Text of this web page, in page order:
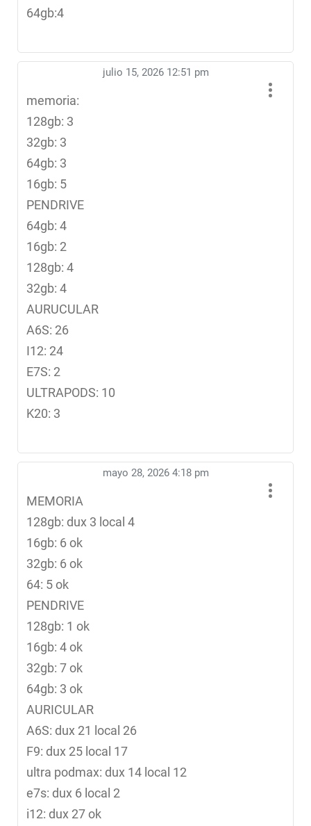
64gb:4
julio 15, 2026 12:51 pm
memoria:
128gb: 3
32gb: 3
64gb: 3
16gb: 5
PENDRIVE
64gb: 4
16gb: 2
128gb: 4
32gb: 4
AURUCULAR
A6S: 26
I12: 24
E7S: 2
ULTRAPODS: 10
K20: 3
mayo 28, 2026 4:18 pm
MEMORIA
128gb: dux 3 local 4
16gb: 6 ok
32gb: 6 ok
64: 5 ok
PENDRIVE
128gb: 1 ok
16gb: 4 ok
32gb: 7 ok
64gb: 3 ok
AURICULAR
A6S: dux 21 local 26
F9: dux 25 local 17
ultra podmax: dux 14 local 12
e7s: dux 6 local 2
i12: dux 27 ok